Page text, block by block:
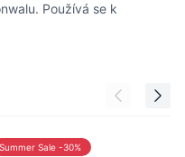
Používá se k
Summer Sale -30%